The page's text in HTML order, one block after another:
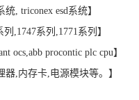
, triconex esd系统】
,1747系列,1771系列】
ocs,abb procontic plc cpu】
器,内存卡,电源模块等。】